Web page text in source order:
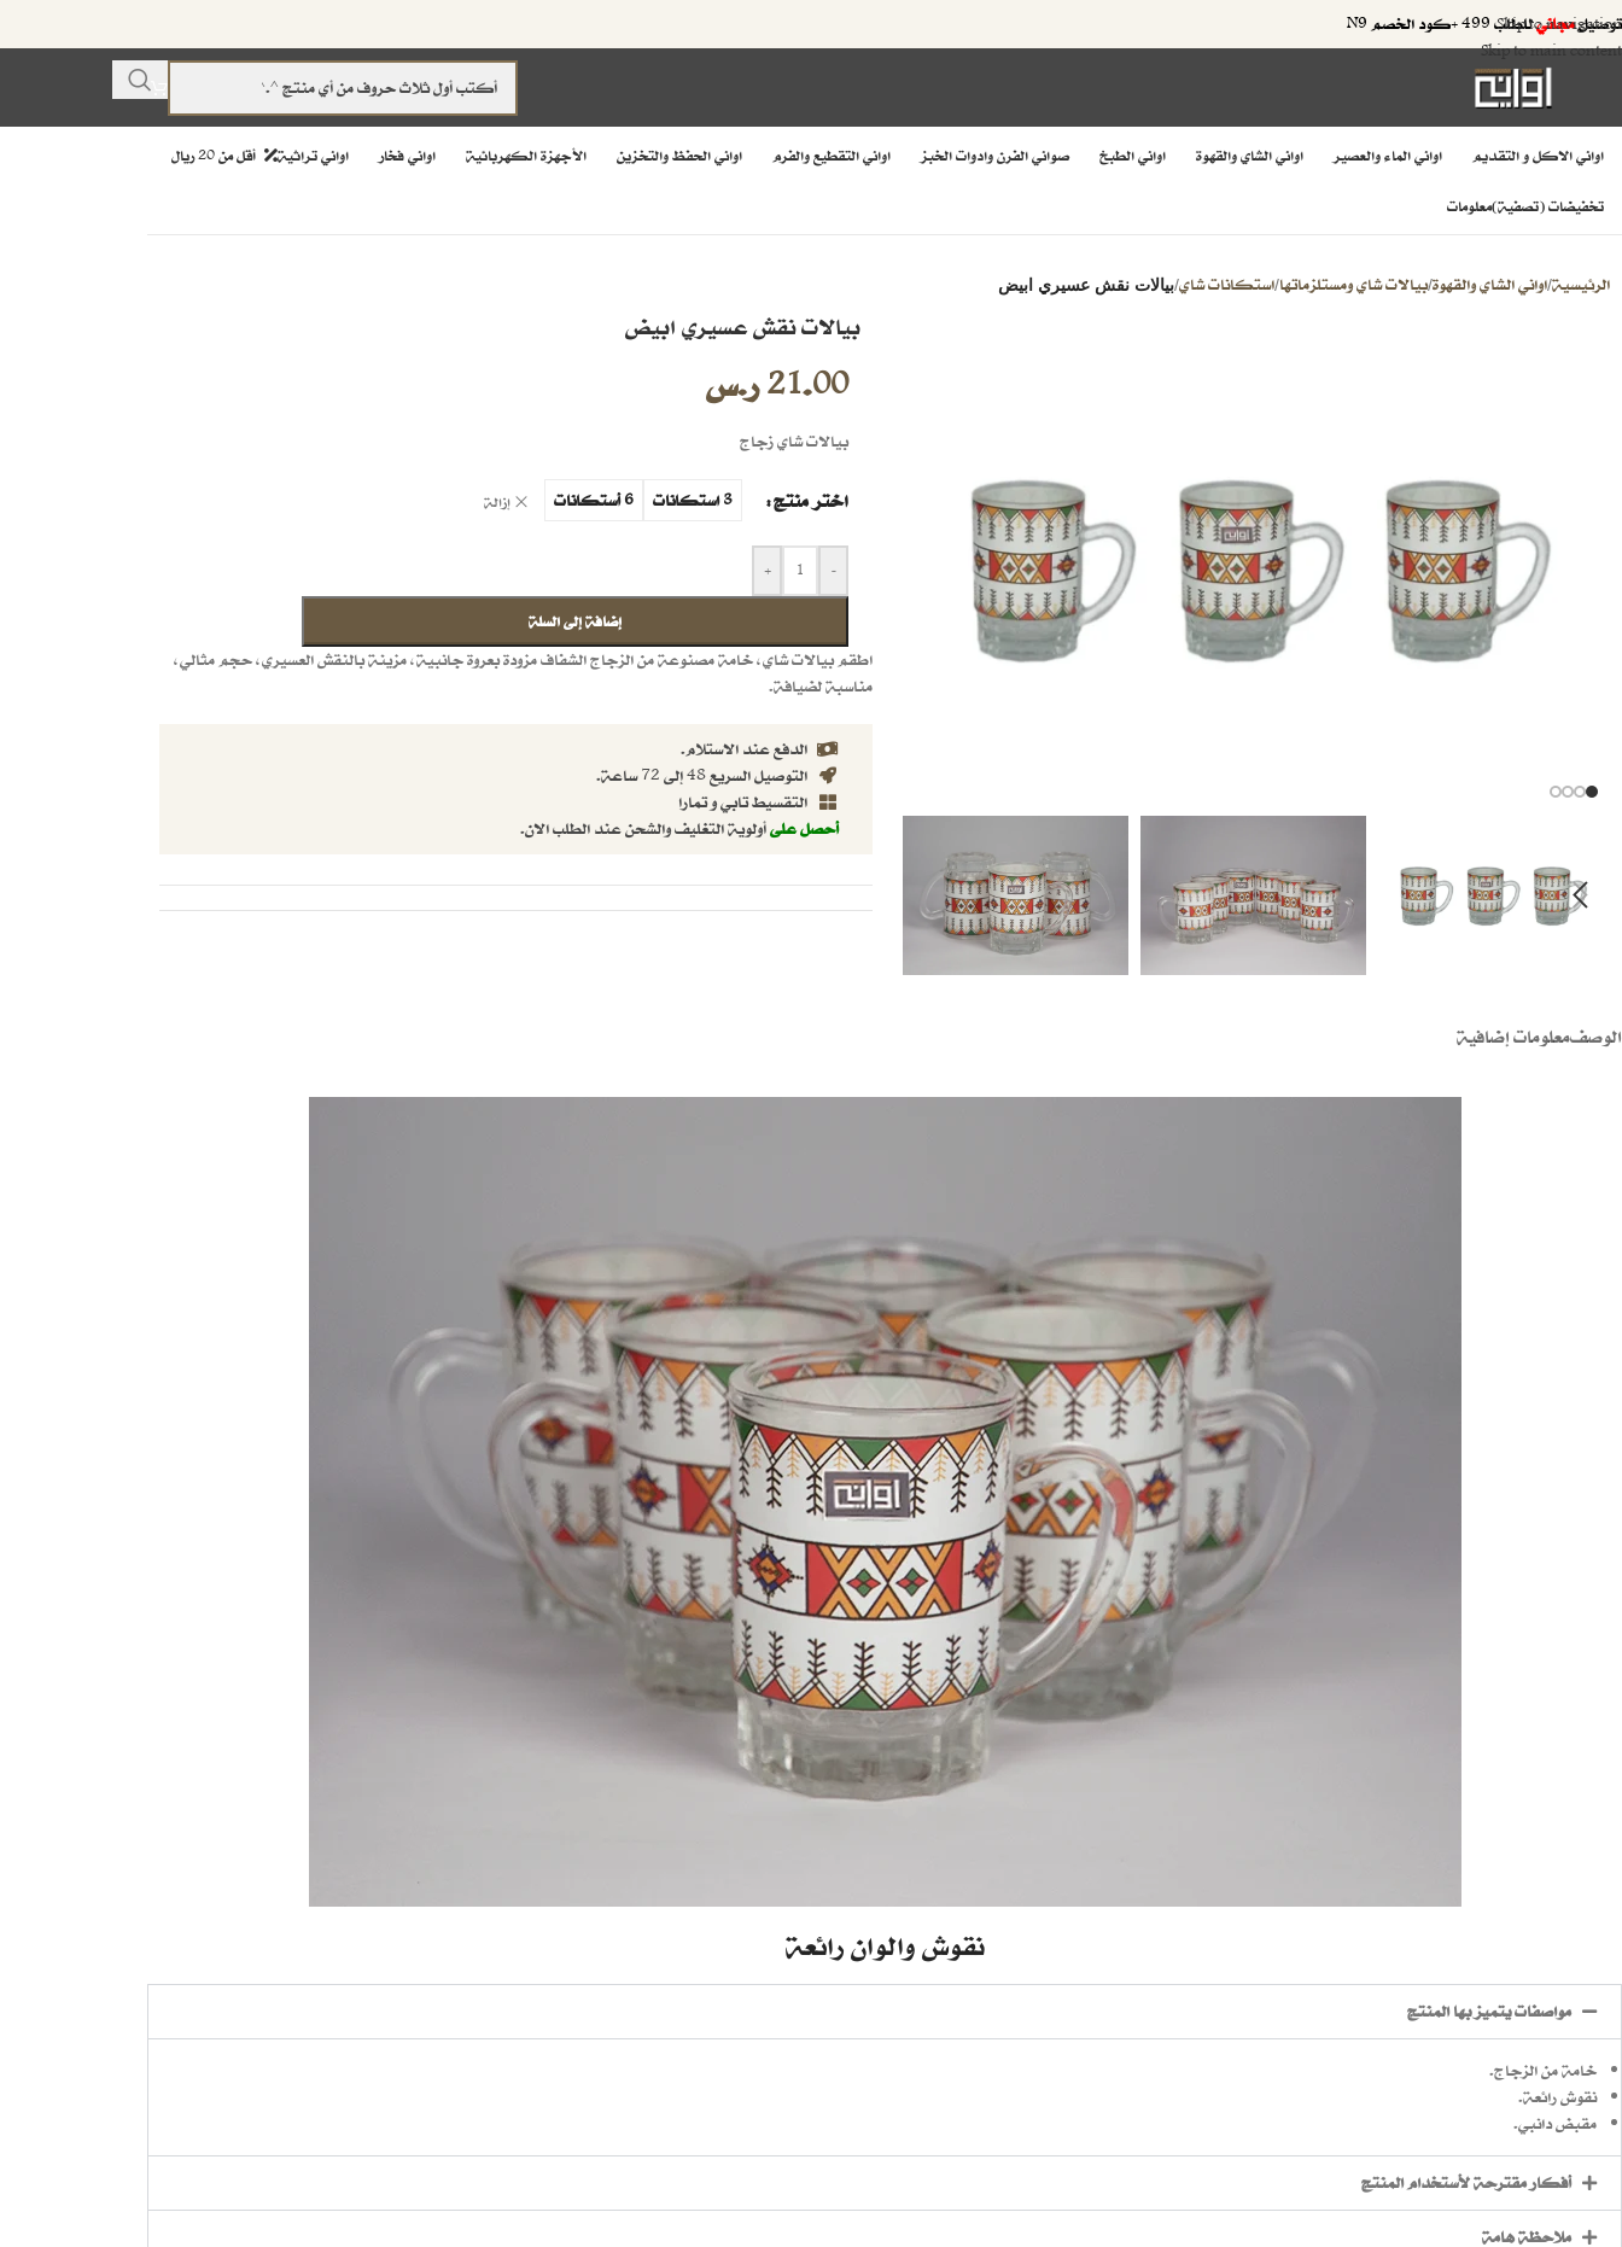
Skip to navigation
Skip to main content
توصيلمجانيللطلب 499 +كود الخصم N9
اواني الاكل و التقديم اواني الماء والعصير اواني الشاي والقهوة اواني الطبخ صواني الفرن وادوات الخبز اواني التقطيع والفرم اواني الحفظ والتخزين الأجهزة الكهربائية اواني فخار اواني تراثية أقل من 20 ريال
تخفيضات (تصفية)معلومات
الرئيسية/اواني الشاي والقهوة/بيالات شاي ومستلزماتها/استكانات شاي/بيالات نقش عسيري ابيض
بيالات نقش عسيري ابيض
21.00ر.س
بيالات شاي زجاج
اختر منتج 3 استكانات 6 أستكانات إزالة
-
+
إضافة إلى السلة
اطقم بيالات شاي، خامة مصنوعة من الزجاج الشفاف مزودة بعروة جانبية، مزينة بالنقش العسيري، حجم مثالي،
مناسبة لضيافة.
الدفع عند الاستلام.
التوصيل السريع 48 إلى 72 ساعة.
التقسيط تابي و تمارا
أحصل علىأولوية التغليف والشحن عند الطلب الان.
الوصفمعلومات إضافية
نقوش والوان رائعة
مواصفات يتميز بها المنتج
خامة من الزجاج.
نقوش رائعة.
مقبض دانبي.
أفكار مقترحة لأستخدام المنتج
ملاحظة هامة